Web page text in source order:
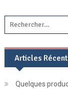
Articles
Quelques